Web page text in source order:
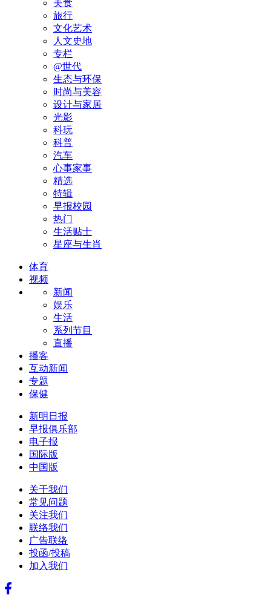
美食
旅行
文化艺术
人文史地
专栏
@世代
生态与环保
时尚与美容
设计与家居
光影
科玩
科普
汽车
心事家事
精选
特辑
早报校园
热门
生活贴士
星座与生肖
体育
视频
新闻
娱乐
生活
系列节目
直播
播客
互动新闻
专题
保健
新明日报
早报俱乐部
电子报
国际版
中国版
关于我们
常见问题
关注我们
联络我们
广告联络
投函/投稿
加入我们